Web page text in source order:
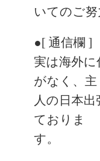
いてのご
●[ 通信欄 ]
実は海外
がなく、主
人の日本
ておりま
す。